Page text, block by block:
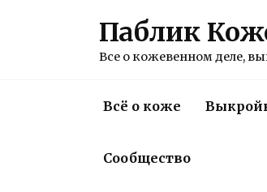
Паблик
Все о кожевенном деле,
Всё о коже
Сообщество